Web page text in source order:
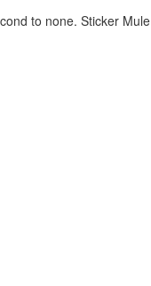
to none. Sticker Mule